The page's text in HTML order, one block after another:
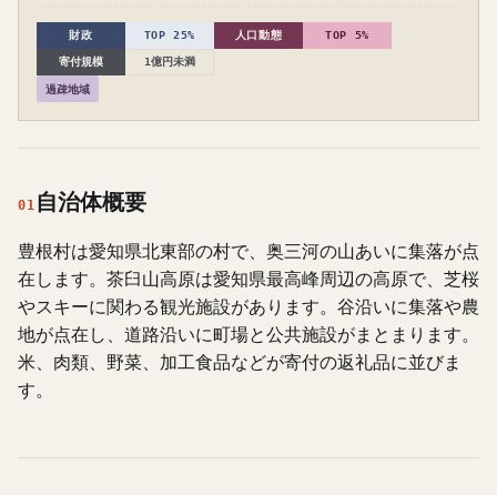
財政 TOP 25% 人口動態 TOP 5%
寄付規模 1億円未満
過疎地域
01 自治体概要
豊根村は愛知県北東部の村で、奥三河の山あいに集落が点
在します。茶臼山高原は愛知県最高峰周辺の高原で、芝桜
やスキーに関わる観光施設があります。谷沿いに集落や農
地が点在し、道路沿いに町場と公共施設がまとまります。
米、肉類、野菜、加工食品などが寄付の返礼品に並びま
す。